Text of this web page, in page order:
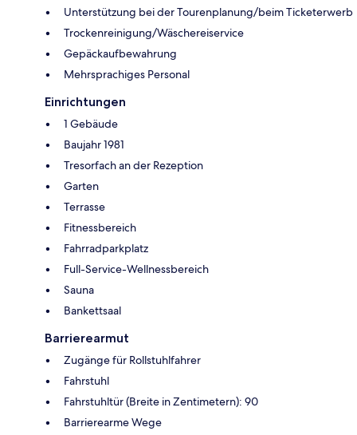
Unterstützung bei der Tourenplanung/beim Ticketerwerb
Trockenreinigung/Wäschereiservice
Gepäckaufbewahrung
Mehrsprachiges Personal
Einrichtungen
1 Gebäude
Baujahr 1981
Tresorfach an der Rezeption
Garten
Terrasse
Fitnessbereich
Fahrradparkplatz
Full-Service-Wellnessbereich
Sauna
Bankettsaal
Barrierearmut
Zugänge für Rollstuhlfahrer
Fahrstuhl
Fahrstuhltür (Breite in Zentimetern): 90
Barrierearme Wege